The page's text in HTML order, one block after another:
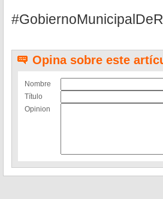
Opina sobre este
Nombre
Título
Opinion